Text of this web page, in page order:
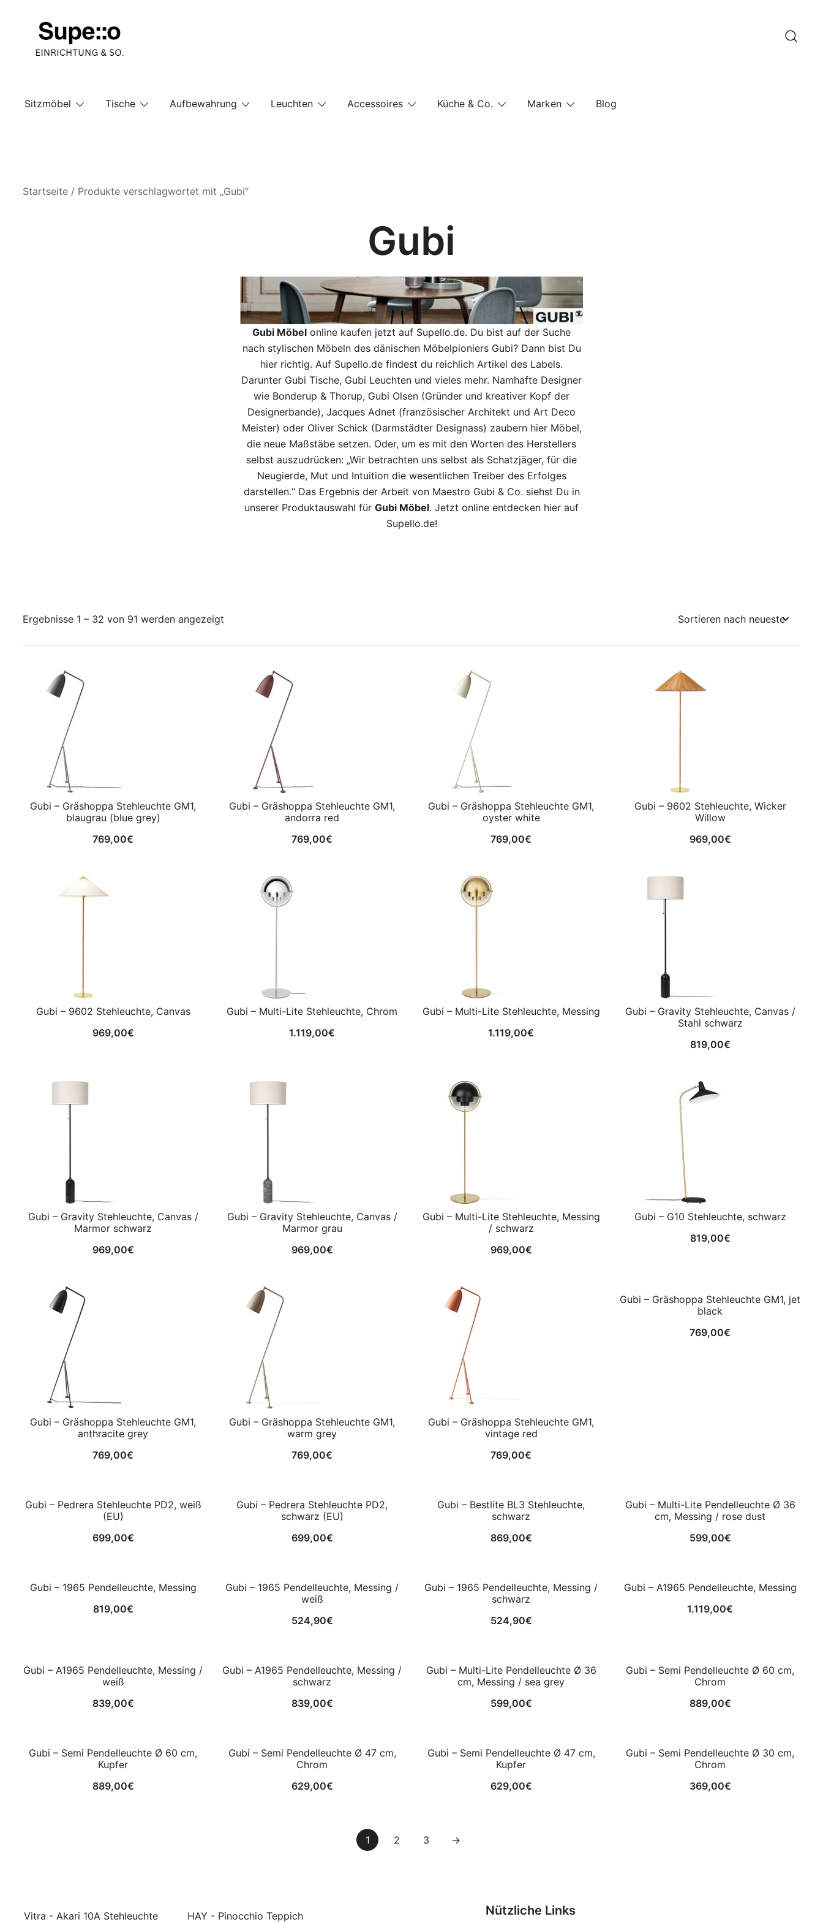
Sitzmöbel
Tische Aufbewahrung Leuchten Accessoires Küche & Co. Marken Blog
Startseite / Produkte verschlagwortet mit „Gubi“
Gubi
Gubi Möbel online kaufen jetzt auf Supello.de. Du bist auf der Suche
nach stylischen Möbeln des dänischen Möbelpioniers Gubi? Dann bist Du
hier richtig. Auf Supello.de findest du reichlich Artikel des Labels.
Darunter Gubi Tische, Gubi Leuchten und vieles mehr. Namhafte Designer
wie Bonderup & Thorup, Gubi Olsen (Gründer und kreativer Kopf der
Designerbande), Jacques Adnet (französischer Architekt und Art Deco
Meister) oder Oliver Schick (Darmstädter Designass) zaubern hier Möbel,
die neue Maßstäbe setzen. Oder, um es mit den Worten des Herstellers
selbst auszudrücken: „Wir betrachten uns selbst als Schatzjäger, für die
Neugierde, Mut und Intuition die wesentlichen Treiber des Erfolges
darstellen.“ Das Ergebnis der Arbeit von Maestro Gubi & Co. siehst Du in
unserer Produktauswahl für Gubi Möbel. Jetzt online entdecken hier auf
Supello.de!
Ergebnisse 1 – 32 von 91 werden angezeigt
Gubi – Gräshoppa Stehleuchte GM1,
blaugrau (blue grey)
769,00€
Gubi – Gräshoppa Stehleuchte GM1,
andorra red
769,00€
Gubi – Gräshoppa Stehleuchte GM1,
oyster white
769,00€
Gubi – 9602 Stehleuchte, Wicker
Willow
969,00€
Gubi – 9602 Stehleuchte, Canvas
969,00€
Gubi – Multi-Lite Stehleuchte, Chrom
1.119,00€
Gubi – Multi-Lite Stehleuchte, Messing
1.119,00€
Gubi – Gravity Stehleuchte, Canvas /
Stahl schwarz
819,00€
Gubi – Gravity Stehleuchte, Canvas /
Marmor schwarz
969,00€
Gubi – Gravity Stehleuchte, Canvas /
Marmor grau
969,00€
Gubi – Multi-Lite Stehleuchte, Messing
/ schwarz
969,00€
Gubi – G10 Stehleuchte, schwarz
819,00€
Gubi – Gräshoppa Stehleuchte GM1,
anthracite grey
769,00€
Gubi – Gräshoppa Stehleuchte GM1,
warm grey
769,00€
Gubi – Gräshoppa Stehleuchte GM1,
vintage red
769,00€
Gubi – Gräshoppa Stehleuchte GM1, jet
black
769,00€
Gubi – Pedrera Stehleuchte PD2, weiß
(EU)
699,00€
Gubi – Pedrera Stehleuchte PD2,
schwarz (EU)
699,00€
Gubi – Bestlite BL3 Stehleuchte,
schwarz
869,00€
Gubi – Multi-Lite Pendelleuchte Ø 36
cm, Messing / rose dust
599,00€
Gubi – 1965 Pendelleuchte, Messing
819,00€
Gubi – 1965 Pendelleuchte, Messing /
weiß
524,90€
Gubi – 1965 Pendelleuchte, Messing /
schwarz
524,90€
Gubi – A1965 Pendelleuchte, Messing
1.119,00€
Gubi – A1965 Pendelleuchte, Messing /
weiß
839,00€
Gubi – A1965 Pendelleuchte, Messing /
schwarz
839,00€
Gubi – Multi-Lite Pendelleuchte Ø 36
cm, Messing / sea grey
599,00€
Gubi – Semi Pendelleuchte Ø 60 cm,
Chrom
889,00€
Gubi – Semi Pendelleuchte Ø 60 cm,
Kupfer
889,00€
Gubi – Semi Pendelleuchte Ø 47 cm,
Chrom
629,00€
Gubi – Semi Pendelleuchte Ø 47 cm,
Kupfer
629,00€
Gubi – Semi Pendelleuchte Ø 30 cm,
Chrom
369,00€
1 2 3 →
Vitra - Akari 10A Stehleuchte
HAY - Pinocchio Teppich
Nützliche Links